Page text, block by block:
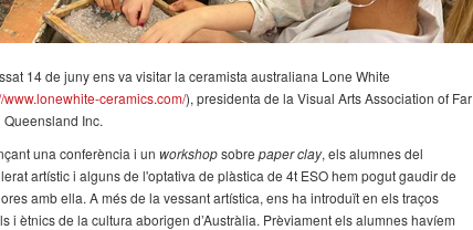
14 de juny ens va visitar la ceramista australiana Lone White
www.lonewhite-ceramics.com/), presidenta de la Visual Arts Association of Far
Queensland Inc.
una conferència i un workshopsobre paper clay, els alumnes del
artístic i alguns de l'optativa de plàstica de 4t ESO hem pogut gaudir de
amb ella. A més de la vessant artística, ens ha introduït en els traços
i ètnics de la cultura aborigen d’Austràlia. Prèviament els alumnes havíem